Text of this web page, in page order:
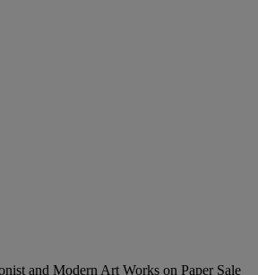
and Modern Art Works on Paper Sale